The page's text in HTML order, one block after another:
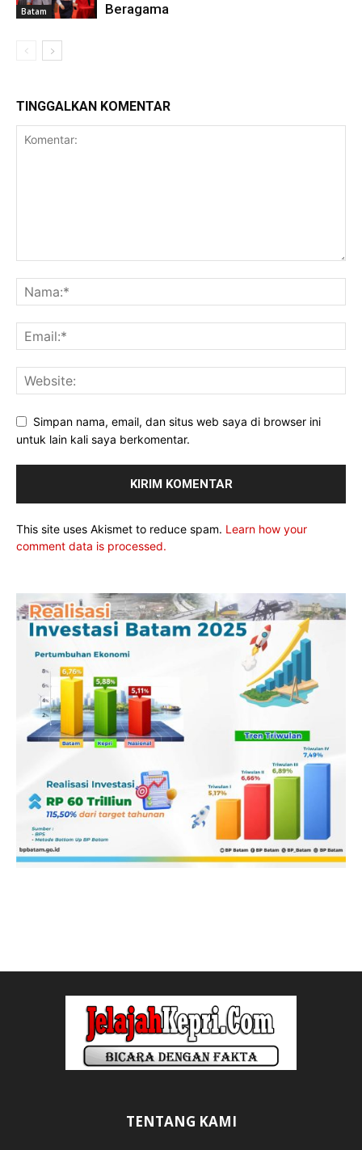
Batam
Beragama
TINGGALKAN KOMENTAR
Simpan nama, email, dan situs web saya di browser ini
untuk lain kali saya berkomentar.
This site uses Akismet to reduce spam. Learn how your
comment data is processed.
TENTANG KAMI